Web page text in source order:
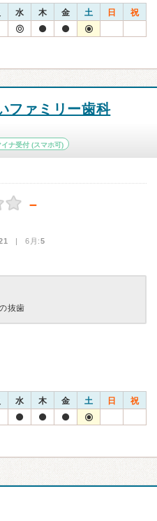
水 木 金 土 日 祝
ファミリー歯科
イナ受付 (スマホ可)
－
| 6月:5
抜歯
水 木 金 土 日 祝